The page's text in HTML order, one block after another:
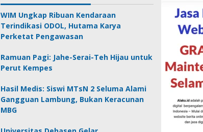
WIM Ungkap Ribuan Kendaraan
Terindikasi ODOL, Hutama Karya
Perketat Pengawasan
Ramuan Pagi: Jahe-Serai-Teh Hijau untuk
Perut Kempes
Hasil Medis: Siswi MTsN 2 Seluma Alami
Gangguan Lambung, Bukan Keracunan
MBG